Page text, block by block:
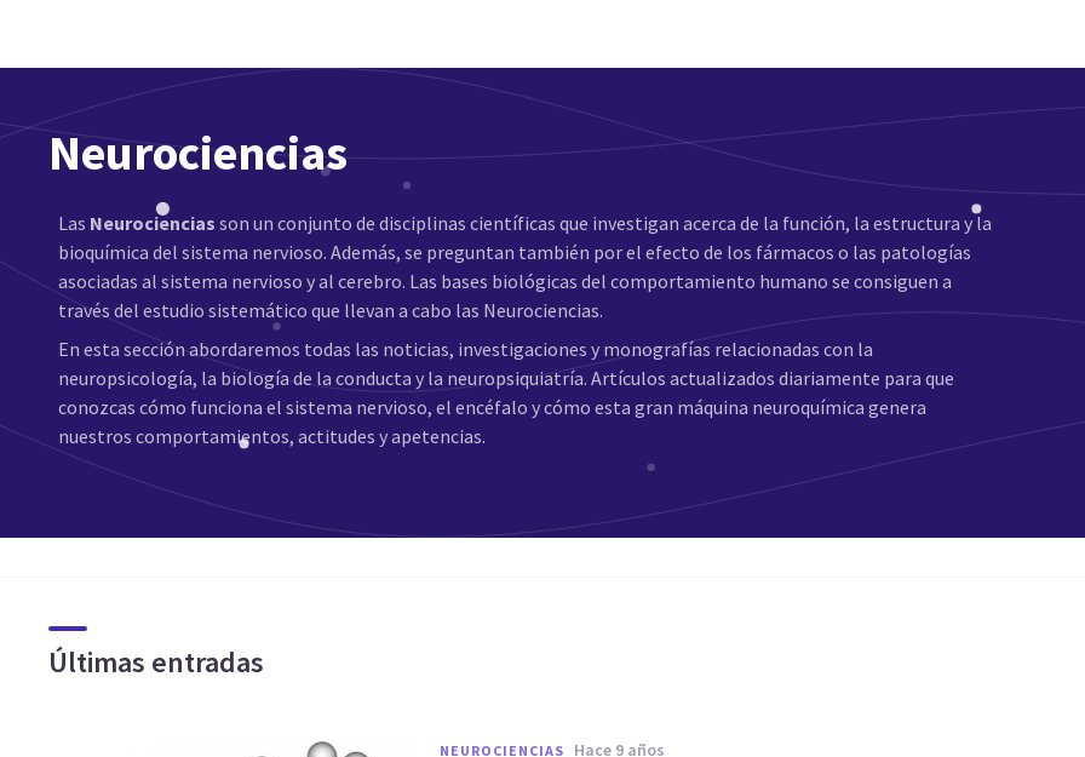
Neurociencias
Las Neurociencias son un conjunto de disciplinas científicas que investigan acerca de la función, la estructura y la
bioquímica del sistema nervioso. Además, se preguntan también por el efecto de los fármacos o las patologías
asociadas al sistema nervioso y al cerebro. Las bases biológicas del comportamiento humano se consiguen a
través del estudio sistemático que llevan a cabo las Neurociencias.
En esta sección abordaremos todas las noticias, investigaciones y monografías relacionadas con la
neuropsicología, la biología de la conducta y la neuropsiquiatría. Artículos actualizados diariamente para que
conozcas cómo funciona el sistema nervioso, el encéfalo y cómo esta gran máquina neuroquímica genera
nuestros comportamientos, actitudes y apetencias.
Últimas entradas
NEUROCIENCIAS hace 9 años